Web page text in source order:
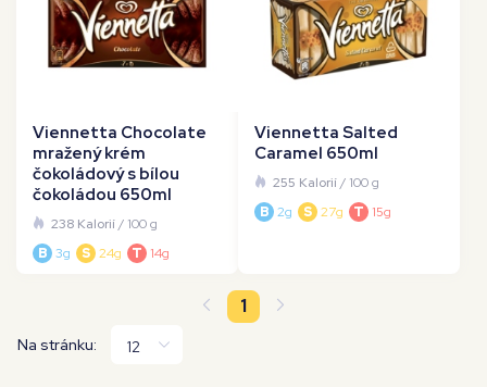
Viennetta Chocolate
mražený krém
čokoládový s bílou
čokoládou 650ml
238 Kalorií/ 100 g
B 3g S 24g T 14g
Viennetta Salted
Caramel 650ml
255 Kalorií/ 100 g
B 2g S 27g T 15g
1
Na stránku: